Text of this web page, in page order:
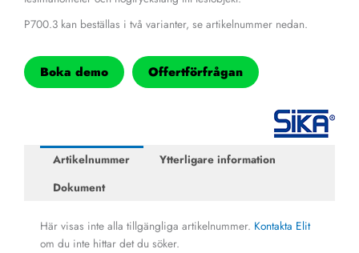
P700.3 kan beställas i två varianter, se artikelnummer nedan.
Boka demo Offertförfrågan
Artikelnummer
Ytterligare information
Dokument
Här visas inte alla tillgängliga artikelnummer. Kontakta Elit
om du inte hittar det du söker.